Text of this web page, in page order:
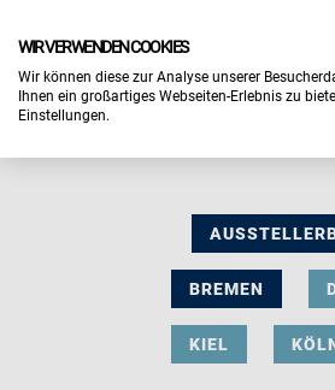
BREMEN
KIEL
WIR VERWENDEN COOKIES
Wir können diese zur Analyse unserer
Ihnen ein großartiges Webseiten-Erlebnis zu
Einstellungen.